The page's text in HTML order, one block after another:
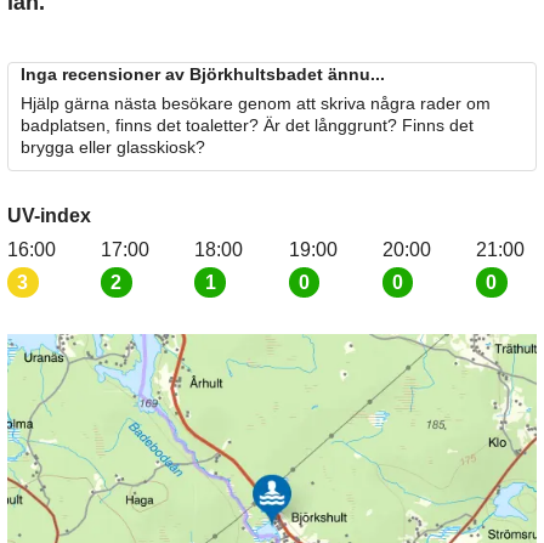
Inga recensioner av Björkhultsbadet ännu...
Hjälp gärna nästa besökare genom att skriva några rader om
badplatsen, finns det toaletter? Är det långgrunt? Finns det
brygga eller glasskiosk?
UV-index
16:00
3
17:00
2
18:00
1
19:00
0
20:00
0
21:00
0